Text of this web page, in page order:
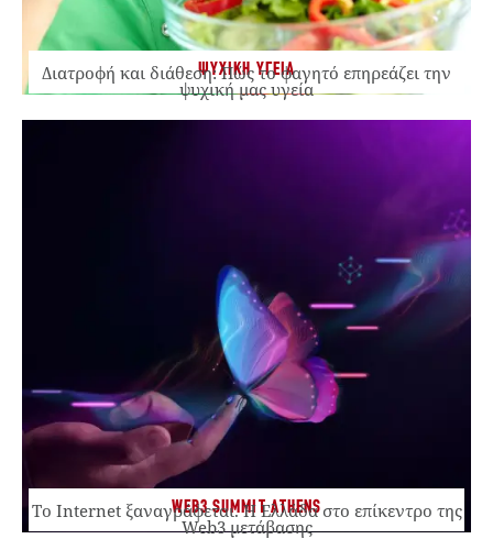
ΨΥΧΙΚΗ ΥΓΕΙΑ
Διατροφή και διάθεση: Πώς το φαγητό επηρεάζει την
ψυχική μας υγεία
WEB3 SUMMIT ATHENS
Το Internet ξαναγράφεται. Η Ελλάδα στο επίκεντρο της
Web3 μετάβασης